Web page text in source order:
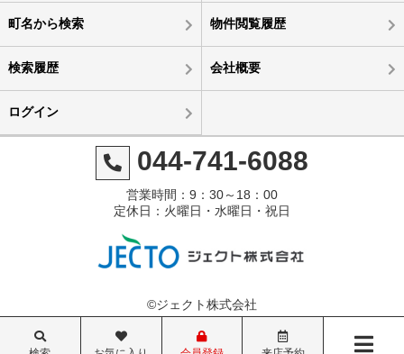
町名から検索 物件閲覧履歴
検索履歴 会社概要
ログイン
044-741-6088
営業時間：9：30～18：00
定休日：火曜日・水曜日・祝日
©ジェクト株式会社